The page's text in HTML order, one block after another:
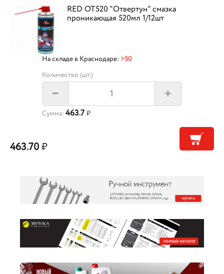
RED OT520 "Отвертун" смазка
проникающая 520мл 1/12шт
На складе в Краснодаре: >50
Количество (шт.)
– +
Сумма: 463.7 ₽
463.70₽